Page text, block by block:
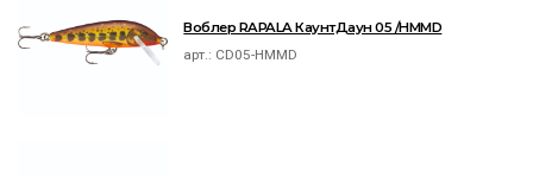
Воблер RAPALA КаунтДаун 05 /HMMD
арт.: CD05-HMMD